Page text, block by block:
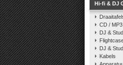
Hi-fi & DJ
CD /
DJ &
DJ &
Kabels